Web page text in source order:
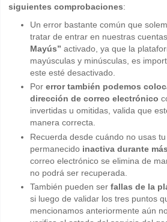
siguientes comprobaciones:
Un error bastante común que
tratar de entrar en nuestras
Mayús” activado, ya que la
mayúsculas y minúsculas, es
este esté desactivado.
Por error también podemos
dirección de correo electrónico
invertidas u omitidas, valida que
manera correcta.
Recuerda desde cuándo no usas
permanecido inactiva durante
correo electrónico se elimina de
no podrá ser recuperada.
También pueden ser fallas de la
si luego de validar los tres puntos
mencionamos anteriormente aún